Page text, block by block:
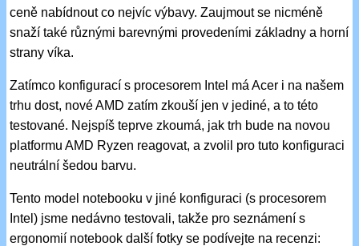
ceně nabídnout co nejvíc výbavy. Zaujmout se nicméně
snaží také různými barevnými provedeními základny a horní
strany víka.
Zatímco konfigurací s procesorem Intel má Acer i na našem
trhu dost, nové AMD zatím zkouší jen v jediné, a to této
testované. Nejspíš teprve zkoumá, jak trh bude na novou
platformu AMD Ryzen reagovat, a zvolil pro tuto konfiguraci
neutrální šedou barvu.
Tento model notebooku v jiné konfiguraci (s procesorem
Intel) jsme nedávno testovali, takže pro seznámení s
ergonomií notebook další fotky se podívejte na recenzi: